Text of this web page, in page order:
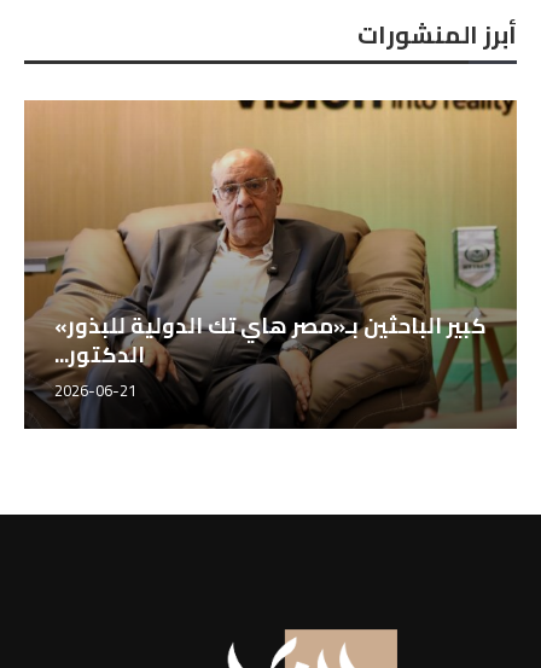
أبرز المنشورات
كبير الباحثين بـ«مصر هاي تك الدولية للبذور»
الدكتور...
2026-06-21